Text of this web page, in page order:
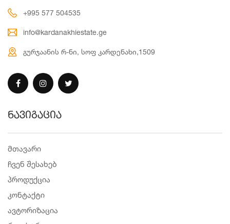
+995 577 504535
info@kardanakhiestate.ge
გურჯაანის რ-ნი, სოფ კარდენახი,1509
ნავიგაცია
მთავარი
ჩვენ შესახებ
პროდუქცია
კონტაქტი
ავტორიზაცია